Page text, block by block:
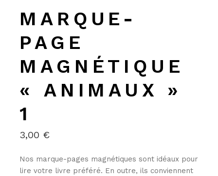
MARQUE-
PAGE
MAGNÉTIQUE
« ANIMAUX »
1
3,00 €
Nos marque-pages magnétiques sont idéaux pour
lire votre livre préféré. En outre, ils conviennent